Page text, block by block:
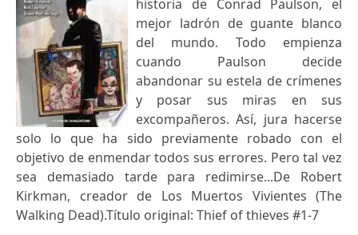
historia de Conrad Paulson, el
mejor ladrón de guante blanco
del mundo. Todo empienza
cuando Paulson decide
abandonar su estela de crímenes
y posar sus miras en sus
excompañeros. Así, jura hacerse
solo lo que ha sido previamente robado con el
objetivo de enmendar todos sus errores. Pero tal vez
sea demasiado tarde para redimirse...De Robert
Kirkman, creador de Los Muertos Vivientes (The
Walking Dead).Título original: Thief of thieves #1-7